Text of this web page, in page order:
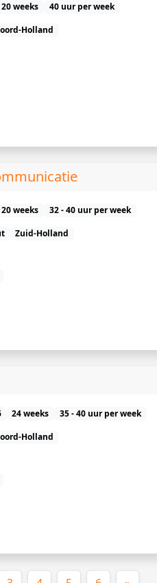
20 weeks
40 uur per week
Holland
20 weeks
32 - 40 uur per week
Zuid-Holland
24 weeks
35 - 40 uur per week
Holland